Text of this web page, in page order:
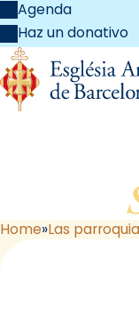
Agenda
Haz un donativo
Home Las